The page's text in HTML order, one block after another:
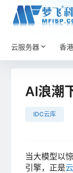
云服务器 香
AI浪潮
IDC云库
当大模型以
引擎，正是